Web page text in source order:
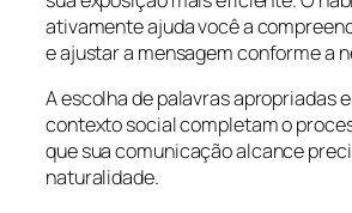
ativamente ajuda você a
e ajustar a mensagem conforme a
A escolha de palavras apropriadas
contexto social completam o
que sua comunicação alcance
naturalidade.